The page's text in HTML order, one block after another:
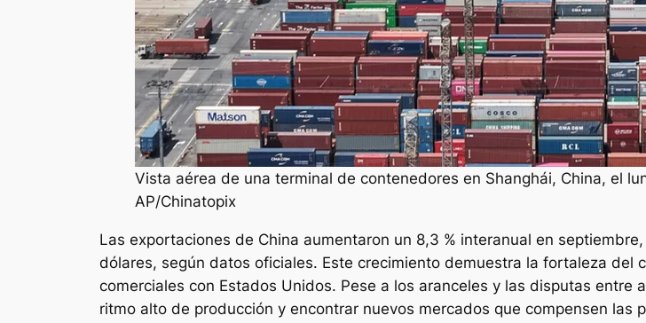
Vista aérea de una terminal de contenedores en Shanghái, China, el
AP/Chinatopix
Las exportaciones de China aumentaron un 8,3 % interanual en
dólares, según datos oficiales. Este crecimiento demuestra la fortaleza del
comerciales con Estados Unidos. Pese a los aranceles y las disputas
ritmo alto de producción y encontrar nuevos mercados que compensen las